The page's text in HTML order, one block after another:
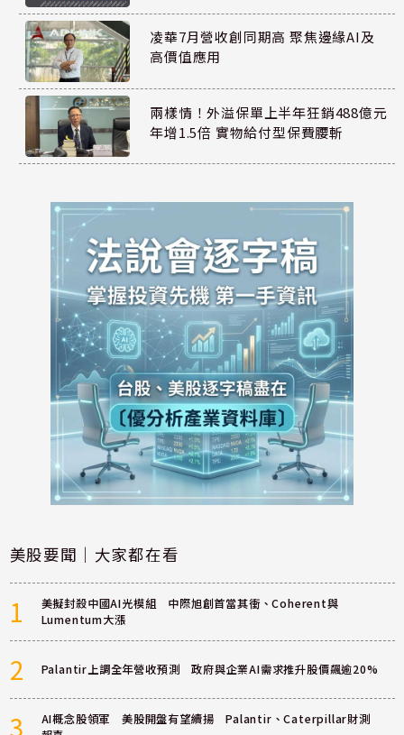
凌華7月營收創同期高 聚焦邊緣AI及
高價值應用
兩樣情！外溢保單上半年狂銷488億元
年增1.5倍 實物給付型保費腰斬
美股要聞｜大家都在看
1
美擬封殺中國AI光模組 中際旭創首當其衝、Coherent與
Lumentum大漲
2 Palantir上調全年營收預測 政府與企業AI需求推升股價飆逾20%
3
AI概念股領軍 美股開盤有望續揚 Palantir、Caterpillar財測